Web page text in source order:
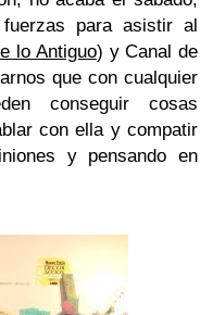
para asistir al
lo Antiguo) y Canal de
que con cualquier
conseguir cosas
con ella y compatir
y pensando en